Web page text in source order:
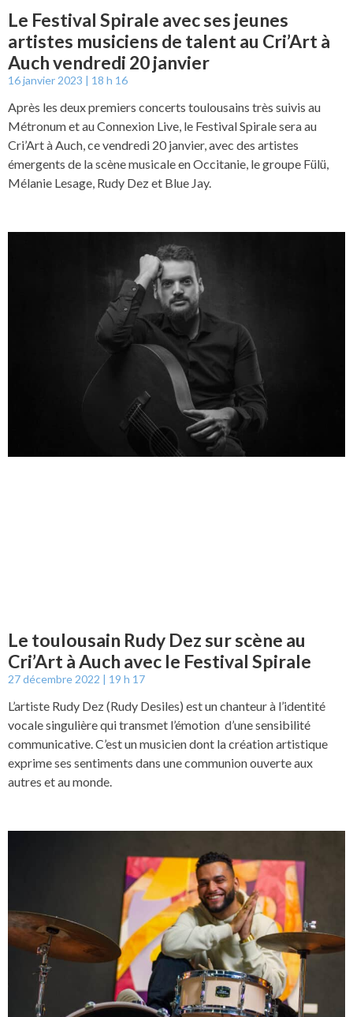
Le Festival Spirale avec ses jeunes
artistes musiciens de talent au Cri’Art à
Auch vendredi 20 janvier
16 janvier 2023 18 h 16
Après les deux premiers concerts toulousains très suivis au
Métronum et au Connexion Live, le Festival Spirale sera au
Cri’Art à Auch, ce vendredi 20 janvier, avec des artistes
émergents de la scène musicale en Occitanie, le groupe Fülü,
Mélanie Lesage, Rudy Dez et Blue Jay.
Le toulousain Rudy Dez sur scène au
Cri’Art à Auch avec le Festival Spirale
27 décembre 2022 19 h 17
L’artiste Rudy Dez (Rudy Desiles) est un chanteur à l’identité
vocale singulière qui transmet l’émotion d’une sensibilité
communicative. C’est un musicien dont la création artistique
exprime ses sentiments dans une communion ouverte aux
autres et au monde.